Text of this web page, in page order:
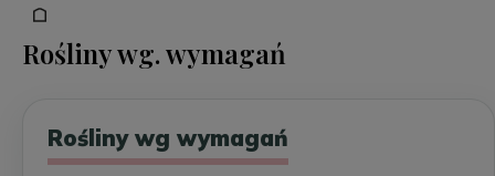
Rośliny wg. wymagań
Rośliny wg wymagań